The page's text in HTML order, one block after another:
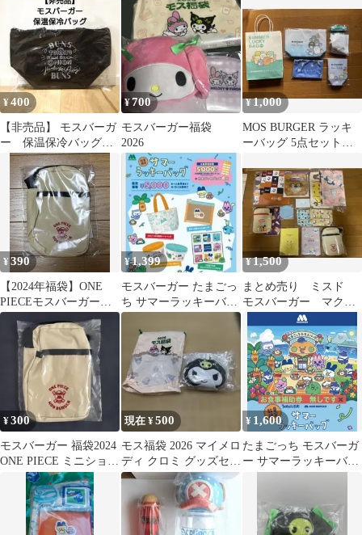
¥400
【非売品】 モスバーガ
ー 保温保冷バッグ
ブラック 黒
¥700
モスバーガー福袋
2026
¥1,000
MOS BURGER ラッキ
ーバッグ 5点セット
¥390
【2024年福袋】ONE
PIECEモスバーガーコ
ラボ ミニショルダーバ
ッグ
¥1,399
モスバーガー たまごっ
ち サマーラッキーバッ
グ2026
¥1,500
まとめ売り ミスド
モスバーガー マクド
ナルド 福袋
¥300
モスバーガー 福袋2024
ONE PIECE ミニショル
ダーバッグ
現在 ¥500
モス福袋 2026 マイメロ
ディ クロミ グッズセッ
ト
¥ 1,600
たまごっち モスバーガ
ー サマーラッキーバッ